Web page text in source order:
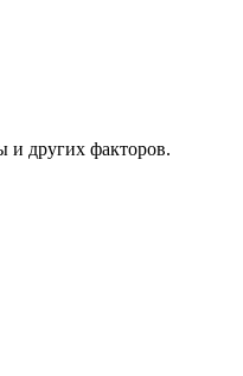
и других факторов.